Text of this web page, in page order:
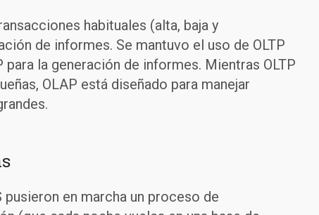
habituales (alta, baja y
de informes. Se mantuvo el uso de OLTP
la generación de informes. Mientras OLTP
OLAP está diseñado para manejar
en marcha un proceso de